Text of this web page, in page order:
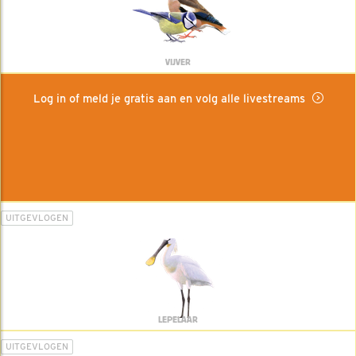
VIJVER
Log in of meld je gratis aan en volg alle livestreams
UITGEVLOGEN
LEPELAAR
UITGEVLOGEN